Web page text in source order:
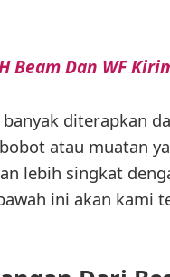
Beam Dan WF
banyak diterapkan
atau muatan
lebih singkat
ini akan kami